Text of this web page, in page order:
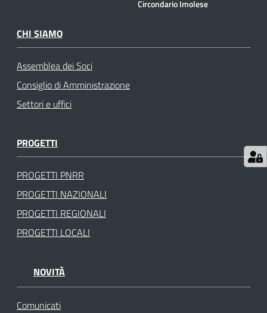
Circondario Imolese
CHI SIAMO
Assemblea dei Soci
Consiglio di Amministrazione
Settori e uffici
PROGETTI
PROGETTI PNRR
PROGETTI NAZIONALI
PROGETTI REGIONALI
PROGETTI LOCALI
NOVITÀ
Comunicati